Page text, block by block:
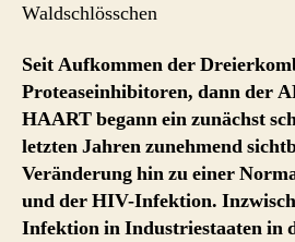
Waldschlösschen
Seit Aufkommen der
Proteaseinhibitoren, dann der
HAART begann ein zunächst
letzten Jahren zunehmend
Veränderung hin zu einer
und der HIV-Infektion.
Infektion in Industriestaaten in